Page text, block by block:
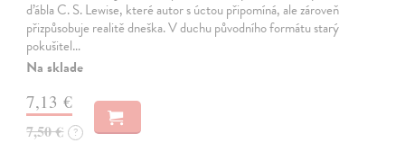
ďábla C. S. Lewise, které autor s úctou připomíná, ale zároveň
přizpůsobuje realitě dneška. V duchu původního formátu starý
pokušitel…
Na sklade
7,13 €
7,50 € ?